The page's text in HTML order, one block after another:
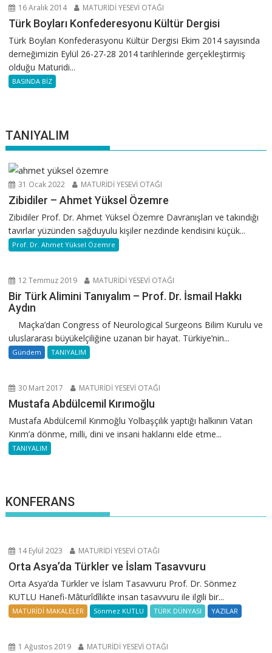
16 Aralık 2014 MATURİDİ YESEVİ OTAĞI
Türk Boyları Konfederesyonu Kültür Dergisi
Türk Boyları Konfederasyonu Kültür Dergisi Ekim 2014 sayısında
derneğimizin Eylül 26-27-28 2014 tarihlerinde gerçekleştirmiş
olduğu Maturidi...
BASINDA BİZ
TANIYALIM
31 Ocak 2022 MATURİDİ YESEVİ OTAĞI
Zibidiler – Ahmet Yüksel Özemre
Zibidiler Prof. Dr. Ahmet Yüksel Özemre Davranışları ve takındığı
tavırlar yüzünden sağduyulu kişiler nezdinde kendisini küçük...
Prof. Dr. Ahmet Yüksel Özemre
12 Temmuz 2019 MATURİDİ YESEVİ OTAĞI
Bir Türk Alimini Tanıyalım – Prof. Dr. İsmail Hakkı
Aydın
Maçka’dan Congress of Neurological Surgeons Bilim Kurulu ve
uluslararası büyükelçiliğine uzanan bir hayat. Türkiye’nin...
Gündem TANIYALIM
30 Mart 2017 MATURİDİ YESEVİ OTAĞI
Mustafa Abdülcemil Kırımoğlu
Mustafa Abdülcemil Kırımoğlu Yolbaşçılık yaptığı halkının Vatan
Kırım’a dönme, milli, dini ve insani haklarını elde etme...
TANIYALIM
KONFERANS
14 Eylül 2023 MATURİDİ YESEVİ OTAĞI
Orta Asya’da Türkler ve İslam Tasavvuru
Orta Asya’da Türkler ve İslam Tasavvuru Prof. Dr. Sönmez
KUTLU Hanefi-Mâturîdîlikte insan tasavvuru ile ilgili bir...
MATURİDİ MAKALELER Sönmez KUTLU TÜRK DÜNYASI YAZILAR
1 Ağustos 2019 MATURİDİ YESEVİ OTAĞI